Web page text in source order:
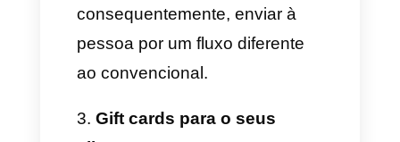
clicamos em salvar.